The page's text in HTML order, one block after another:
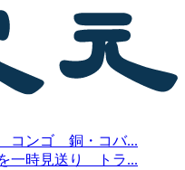
コンゴ 銅・コバ...
一時見送り トラ...